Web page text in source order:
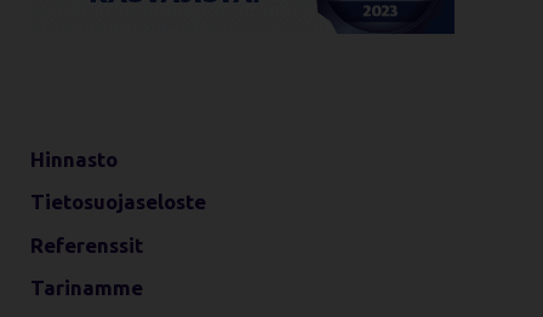
Hinnasto
Tietosuojaseloste
Referenssit
Tarinamme